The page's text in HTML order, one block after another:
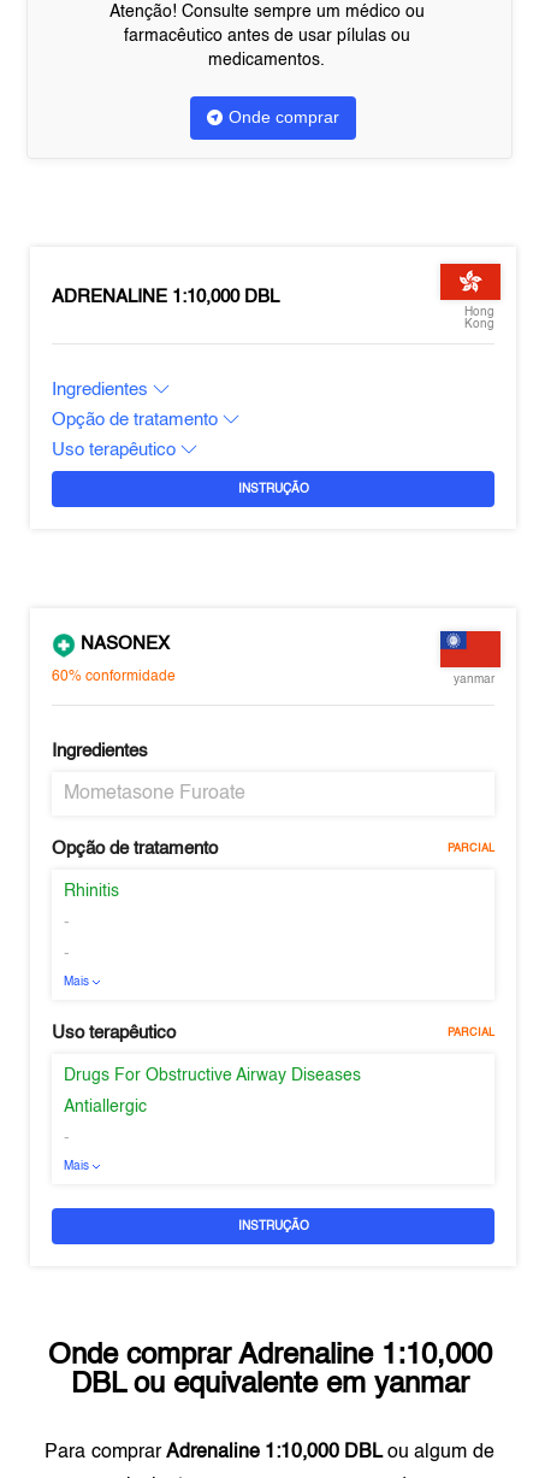
Atenção! Consulte sempre um médico ou
farmacêutico antes de usar pílulas ou
medicamentos.
Onde comprar
ADRENALINE 1:10,000 DBL
Hong
Kong
Ingredientes
Opção de tratamento
Uso terapêutico
INSTRUÇÃO
NASONEX
60%conformidade yanmar
Ingredientes
Mometasone Furoate
Opção de tratamento PARCIAL
Rhinitis
-
-
Mais
Uso terapêutico PARCIAL
Drugs For Obstructive Airway Diseases
Antiallergic
-
Mais
INSTRUÇÃO
Onde comprar Adrenaline 1:10,000
DBLou equivalente em yanmar
Para comprarAdrenaline 1:10,000 DBLou algum de